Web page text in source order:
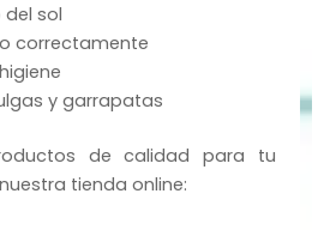
del sol
correctamente
y garrapatas
de calidad para tu
tienda online: